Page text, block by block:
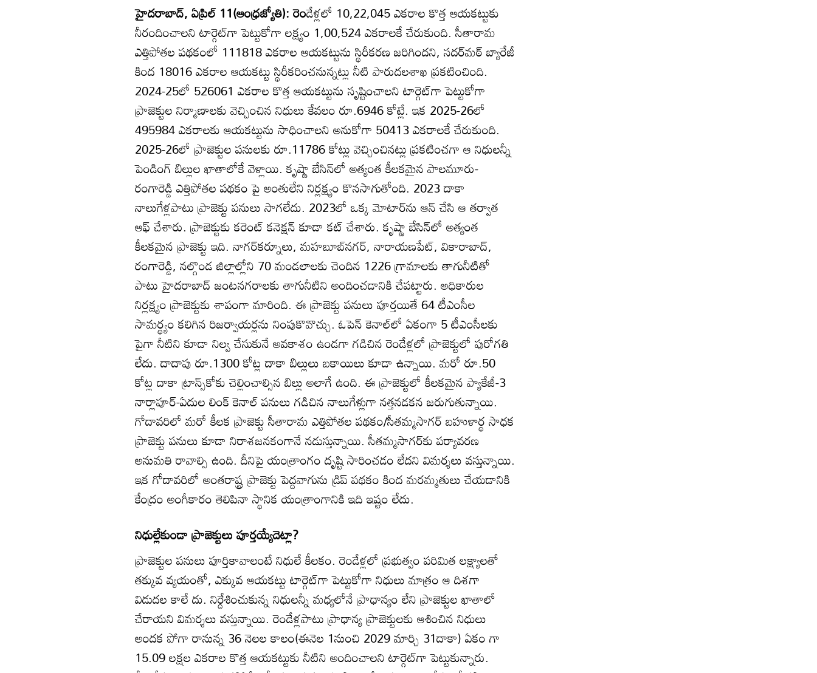
హైదరాబాద్‌, ఏప్రిల్‌ 11(ఆంధ్రజ్యోతి): రెండేళ్లలో 10,22,045 ఎకరాల కొత్త ఆయకట్టుకు
నీరందించాలని టార్గెట్‌గా పెట్టుకోగా లక్ష్యం 1,00,524 ఎకరాలకే చేరుకుంది. సీతారామ
ఎత్తిపోతల పథకంలో 111818 ఎకరాల ఆయకట్టును స్థిరీకరణ జరిగిందని, సదర్‌మఠ్‌ బ్యారేజీ
కింద 18016 ఎకరాల ఆయకట్టు స్థిరీకరించనున్నట్లు నీటి పారుదలశాఖ ప్రకటించింది.
2024-25లో 526061 ఎకరాల కొత్త ఆయకట్టును సృష్టించాలని టార్గెట్‌గా పెట్టుకోగా
ప్రాజెక్టుల నిర్మాణాలకు వెచ్చించిన నిధులు కేవలం రూ.6946 కోట్లే. ఇక 2025-26లో
495984 ఎకరాలకు ఆయకట్టును సాధించాలని అనుకోగా 50413 ఎకరాలకే చేరుకుంది.
2025-26లో ప్రాజెక్టుల పనులకు రూ.11786 కోట్లు వెచ్చించినట్లు ప్రకటించగా ఆ నిధులన్నీ
పెండింగ్‌ బిల్లుల ఖాతాలోకే వెళ్లాయి. కృష్ణా బేసిన్‌లో అత్యంత కీలకమైన పాలమూరు-
రంగారెడ్డి ఎత్తిపోతల పథకం పై అంతులేని నిర్లక్ష్యం కొనసాగుతోంది. 2023 దాకా
నాలుగేళ్లపాటు ప్రాజెక్టు పనులు సాగలేదు. 2023లో ఒక్క మోటార్‌ను ఆన్‌ చేసి ఆ తర్వాత
ఆఫ్‌ చేశారు. ప్రాజెక్టుకు కరెంట్‌ కనెక్షన్‌ కూడా కట్‌ చేశారు. కృష్ణా బేసిన్‌లో అత్యంత
కీలకమైన ప్రాజెక్టు ఇది. నాగర్‌కర్నూలు, మహబూబ్‌నగర్‌, నారాయణపేట్‌, వికారాబాద్‌,
రంగారెడ్డి, నల్గొండ జిల్లాల్లోని 70 మండలాలకు చెందిన 1226 గ్రామాలకు తాగునీటితో
పాటు హైదరాబాద్‌ జంటనగరాలకు తాగునీటిని అందించడానికి చేపట్టారు. అధికారుల
నిర్లక్ష్యం ప్రాజెక్టుకు శాపంగా మారింది. ఈ ప్రాజెక్టు పనులు పూర్తయితే 64 టీఎంసీల
సామర్థ్యం కలిగిన రిజర్వాయర్లను నింపుకొవొచ్చు. ఓపెన్‌ కెనాల్‌లో ఏకంగా 5 టీఎంసీలకు
పైగా నీటిని కూడా నిల్వ చేసుకునే అవకాశం ఉండగా గడిచిన రెండేళ్లలో ప్రాజెక్టులో పురోగతి
లేదు. దాదాపు రూ.1300 కోట్ల దాకా బిల్లులు బకాయిలు కూడా ఉన్నాయి. మరో రూ.50
కోట్ల దాకా ట్రాన్స్‌కోకు చెల్లించాల్సిన బిల్లు అలాగే ఉంది. ఈ ప్రాజెక్టులో కీలకమైన ప్యాకేజీ-3
నార్లాపూర్‌-ఏదుల లింక్‌ కెనాల్‌ పనులు గడిచిన నాలుగేళ్లుగా నత్తనడకన జరుగుతున్నాయి.
గోదావరిలో మరో కీలక ప్రాజెక్టు సీతారామ ఎత్తిపోతల పథకం/సీతమ్మసాగర్‌ బహుళార్థ సాధక
ప్రాజెక్టు పనులు కూడా నిరాశజనకంగానే నడుస్తున్నాయి. సీతమ్మసాగర్‌కు పర్యావరణ
అనుమతి రావాల్సి ఉంది. దీనిపై యంత్రాంగం దృష్టి సారించడం లేదని విమర్శలు వస్తున్నాయి.
ఇక గోదావరిలో అంతరాష్ట్ర ప్రాజెక్టు పెద్దవాగును డ్రిప్‌ పథకం కింద మరమ్మతులు చేయడానికి
కేంద్రం అంగీకారం తెలిపినా స్థానిక యంత్రాంగానికి ఇది ఇష్టం లేదు.
నిధుల్లేకుండా ప్రాజెక్టులు పూర్తయ్యేదెట్లా?
ప్రాజెక్టుల పనులు పూర్తికావాలంటే నిధులే కీలకం. రెండేళ్లలో ప్రభుత్వం పరిమిత లక్ష్యాలతో
తక్కువ వ్యయంతో, ఎక్కువ ఆయకట్టు టార్గెట్‌గా పెట్టుకోగా నిధులు మాత్రం ఆ దిశగా
విడుదల కాలే దు. నిర్దేశించుకున్న నిధులన్నీ మధ్యలోనే ప్రాధాన్యం లేని ప్రాజెక్టుల ఖాతాలో
చేరాయని విమర్శలు వస్తున్నాయి. రెండేళ్లపాటు ప్రాధాన్య ప్రాజెక్టులకు ఆశించిన నిధులు
అందక పోగా రానున్న 36 నెలల కాలం(ఈనెల 1నుంచి 2029 మార్చి 31దాకా) ఏకం గా
15.09 లక్షల ఎకరాల కొత్త ఆయకట్టుకు నీటిని అందించాలని టార్గెట్‌గా పెట్టుకున్నారు.